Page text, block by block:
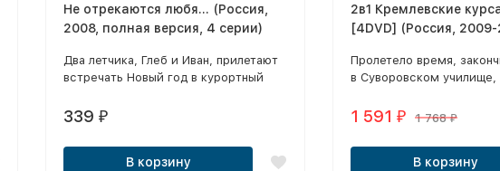
Не отрекаются любя... (Россия,
2008, полная версия, 4 серии)
Два летчика, Глеб и Иван, прилетают
встречать Новый год в курортный
339₽
В корзину
2в1 Кремлевские
[4DVD] (Россия, 2009-
серий)
Пролетело время,
в Суворовском училище,
разойдутся.
1 591 ₽ 1 768₽
В корзину